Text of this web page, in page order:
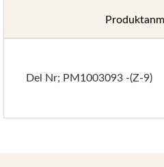
Del Nr; PM1003093 -(Z-9)